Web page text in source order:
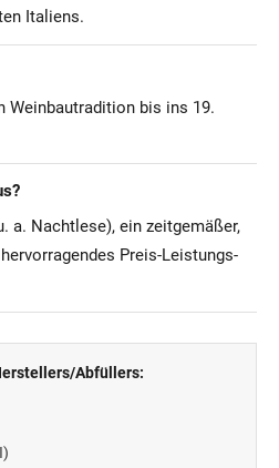
Italiens.
Weinbautradition bis ins 19.
a. Nachtlese), ein zeitgemäßer,
Preis-Leistungs-
Abfüllers: